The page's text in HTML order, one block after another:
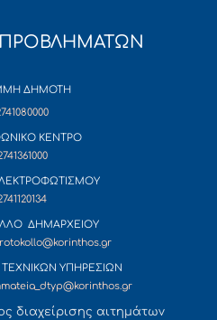
ΔΗΜΟΤΗ
ΚΕΝΤΡΟ
ΔΗΜΑΡΧΕΙΟΥ
ΥΠΗΡΕΣΙΩΝ
διαχείρισης αιτημάτων